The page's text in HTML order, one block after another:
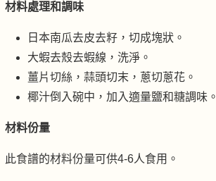
材料處理和調味
日本南瓜去皮去籽，切成塊狀。
大蝦去殼去蝦線，洗淨。
薑片切絲，蒜頭切末，蔥切蔥花。
椰汁倒入碗中，加入適量鹽和糖調味。
材料份量
此食譜的材料份量可供4-6人食用。